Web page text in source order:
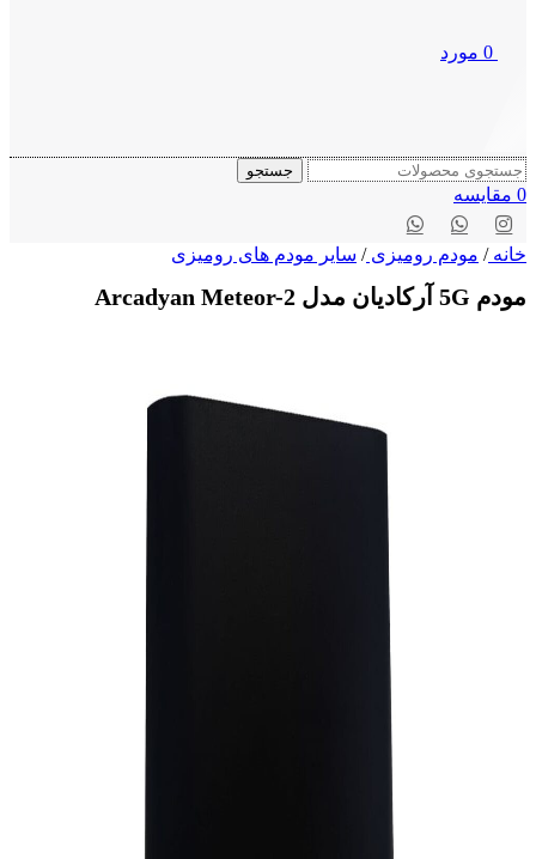
0 مورد
جستجو
0 مقايسه
خانه/ مودم رومیزی/ سایر مودم های رومیزی
مودم 5G آرکادیان مدل Arcadyan Meteor-2